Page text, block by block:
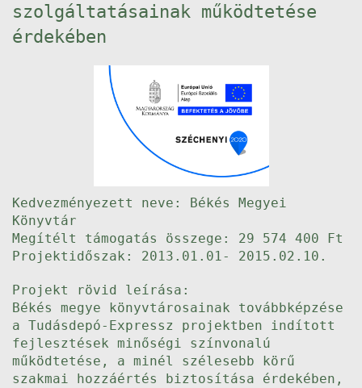
szolgáltatásainak működtetése
érdekében
Kedvezményezett neve: Békés Megyei
Könyvtár
Megítélt támogatás összege: 29 574 400 Ft
Projektidőszak: 2013.01.01- 2015.02.10.
Projekt rövid leírása:
Békés megye könyvtárosainak továbbképzése
a Tudásdepó-Expressz projektben indított
fejlesztések minőségi színvonalú
működtetése, a minél szélesebb körű
szakmai hozzáértés biztosítása érdekében,